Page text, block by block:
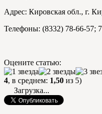
Адрес: Кировская обл., г.
Телефоны: (8332) 78-66-57;
Оцените статью:
4, в среднем: 1,50 из 5)
Загрузка...